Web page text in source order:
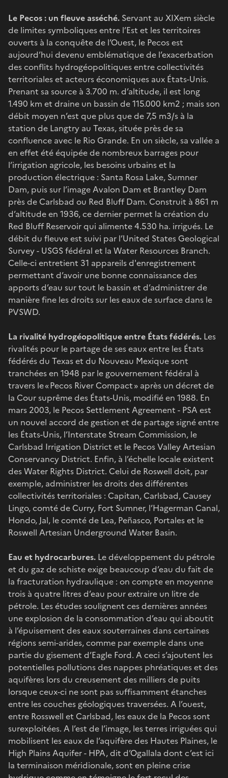
Le Pecos : un fleuve asséché. Servant au XIXem siècle
de limites symboliques entre l’Est et les territoires
ouverts à la conquête de l’Ouest, le Pecos est
aujourd’hui devenu emblématique de l’exacerbation
des conflits hydrogéopolitiques entre collectivités
territoriales et acteurs économiques aux États-Unis.
Prenant sa source à 3.700 m. d’altitude, il est long
1.490 km et draine un bassin de 115.000 km2 ; mais son
débit moyen n’est que plus que de 7,5 m3/s à la
station de Langtry au Texas, située près de sa
confluence avec le Rio Grande. En un siècle, sa vallée a
en effet été équipée de nombreux barrages pour
l’irrigation agricole, les besoins urbains et la
production électrique : Santa Rosa Lake, Sumner
Dam, puis sur l’image Avalon Dam et Brantley Dam
près de Carlsbad ou Red Bluff Dam. Construit à 861 m
d’altitude en 1936, ce dernier permet la création du
Red Bluff Reservoir qui alimente 4.530 ha. irrigués. Le
débit du fleuve est suivi par l’United States Geological
Survey - USGS fédéral et la Water Resources Branch.
Celle-ci entretient 31 appareils d'enregistrement
permettant d’avoir une bonne connaissance des
apports d’eau sur tout le bassin et d’administrer de
manière fine les droits sur les eaux de surface dans le
PVSWD.
La rivalité hydrogéopolitique entre États fédérés. Les
rivalités pour le partage de ses eaux entre les États
fédérés du Texas et du Nouveau Mexique sont
tranchées en 1948 par le gouvernement fédéral à
travers le « Pecos River Compact » après un décret de
la Cour suprême des États-Unis, modifié en 1988. En
mars 2003, le Pecos Settlement Agreement - PSA est
un nouvel accord de gestion et de partage signé entre
les États-Unis, l’Interstate Stream Commission, le
Carlsbad Irrigation District et le Pecos Valley Artesian
Conservancy District. Enfin, à l’échelle locale existent
des Water Rights District. Celui de Roswell doit, par
exemple, administrer les droits des différentes
collectivités territoriales : Capitan, Carlsbad, Causey
Lingo, comté de Curry, Fort Sumner, l’Hagerman Canal,
Hondo, Jal, le comté de Lea, Peñasco, Portales et le
Roswell Artesian Underground Water Basin.
Eau et hydrocarbures. Le développement du pétrole
et du gaz de schiste exige beaucoup d’eau du fait de
la fracturation hydraulique : on compte en moyenne
trois à quatre litres d’eau pour extraire un litre de
pétrole. Les études soulignent ces dernières années
une explosion de la consommation d’eau qui aboutit
à l’épuisement des eaux souterraines dans certaines
régions semi-arides, comme par exemple dans une
partie du gisement d’Eagle Ford. A ceci s’ajoutent les
potentielles pollutions des nappes phréatiques et des
aquifères lors du creusement des milliers de puits
lorsque ceux-ci ne sont pas suffisamment étanches
entre les couches géologiques traversées. A l’ouest,
entre Rosswell et Carlsbad, les eaux de la Pecos sont
surexploitées. A l’est de l’image, les terres irriguées qui
mobilisent les eaux de l’aquifère des Hautes Plaines, le
High Plains Aquifer - HPA, dit d’Ogallala dont c’est ici
la terminaison méridionale, sont en pleine crise